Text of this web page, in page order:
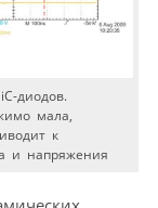
диодов.
мала,
к
и напряжения